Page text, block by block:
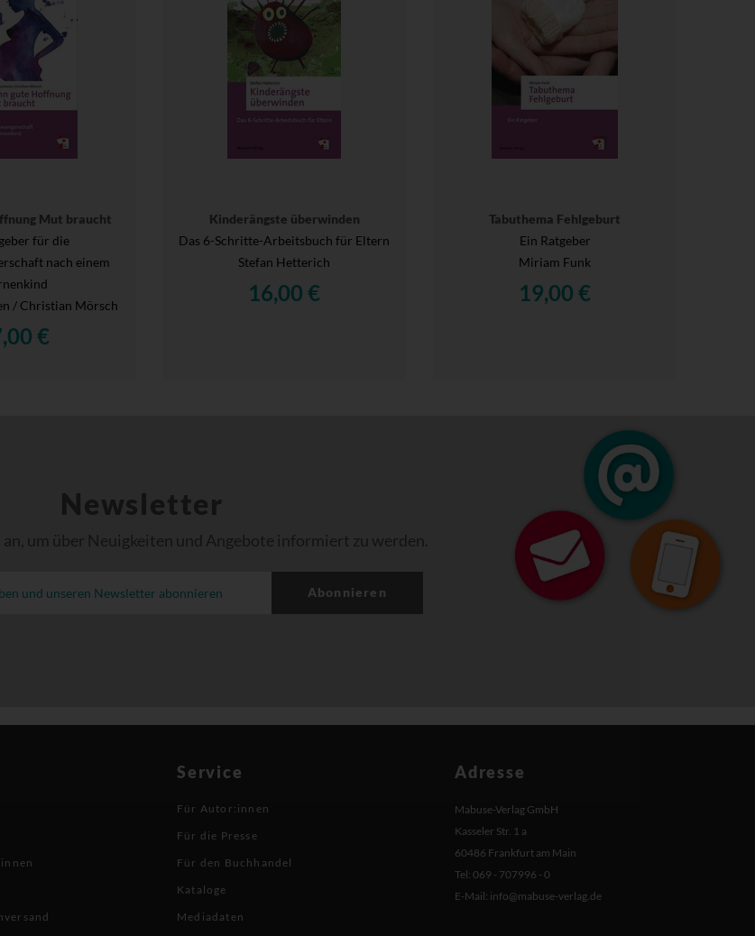
Mut braucht
für die
nach einem
/ Christian Mörsch
€
Kinderängste überwinden
Das 6-Schritte-Arbeitsbuch für Eltern
Stefan Hetterich
16,00 €
Tabuthema Fehlgeburt
Ein Ratgeber
Miriam Funk
19,00 €
Newsletter
um über Neuigkeiten und Angebote informiert zu werden.
Abonnieren
Service
Für Autor:innen
Für die Presse
Für den Buchhandel
Kataloge
Mediadaten
Adresse
Mabuse-Verlag GmbH
Kasseler Str. 1 a
60486 Frankfurt am Main
Tel: 069 - 707996 - 0
E-Mail: info@mabuse-verlag.de